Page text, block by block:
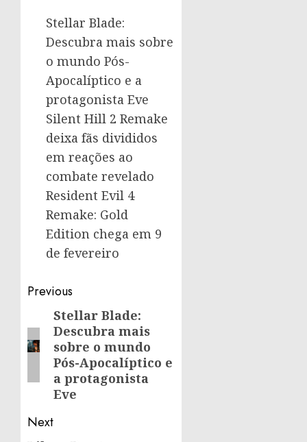
Stellar Blade:
Descubra mais sobre
o mundo Pós-
Apocalíptico e a
protagonista Eve
Silent Hill 2 Remake
deixa fãs divididos
em reações ao
combate revelado
Resident Evil 4
Remake: Gold
Edition chega em 9
de fevereiro
Post
navigation
Previous
Previous
post:
Stellar Blade:
Descubra mais
sobre o mundo
Pós-Apocalíptico e
a protagonista
Eve
Next